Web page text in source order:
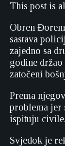
This post is
Obren
sastava
zajedno sa
godine
zatočeni
Prema
problema jer
ispituju civile.
Svjedok je